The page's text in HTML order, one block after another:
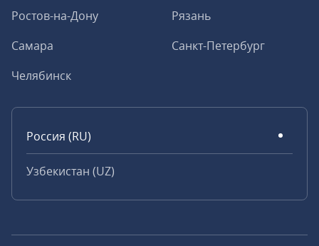
Ростов-на-Дону
Рязань
Самара
Санкт-Петербург
Челябинск
Россия (RU)
Узбекистан (UZ)